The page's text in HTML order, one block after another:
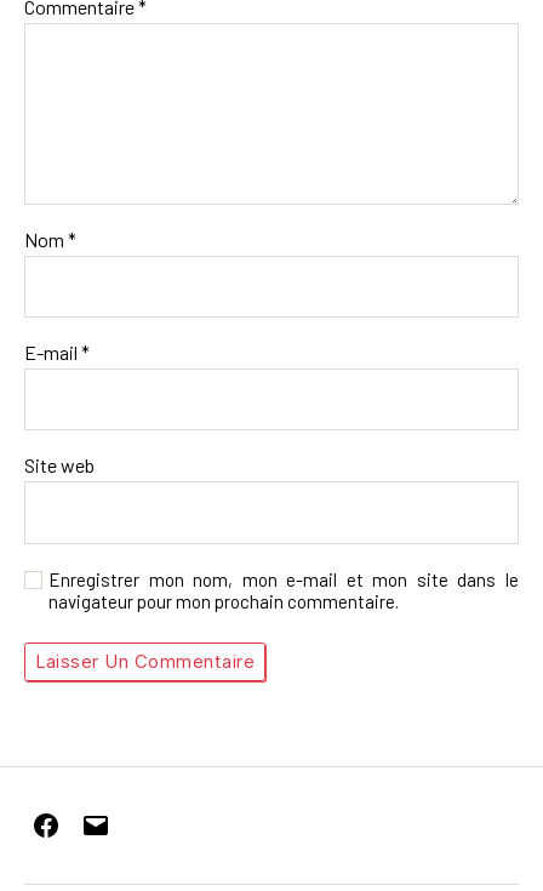
Commentaire*
Nom *
E-mail *
Site web
Enregistrer mon nom, mon e-mail et mon site dans le
navigateur pour mon prochain commentaire.
Facebook
E-
mail